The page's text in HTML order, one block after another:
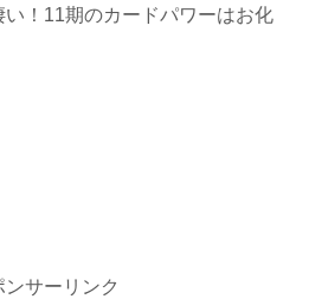
！11期のカードパワーはお化
ンサーリンク